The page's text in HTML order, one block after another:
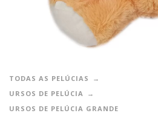
TODAS AS PELÚCIAS
URSOS DE PELÚCIA
URSOS DE PELÚCIA GRANDE